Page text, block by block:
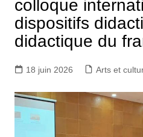
colloque
dispositifs
didactique du
18 juin 2026 Arts et